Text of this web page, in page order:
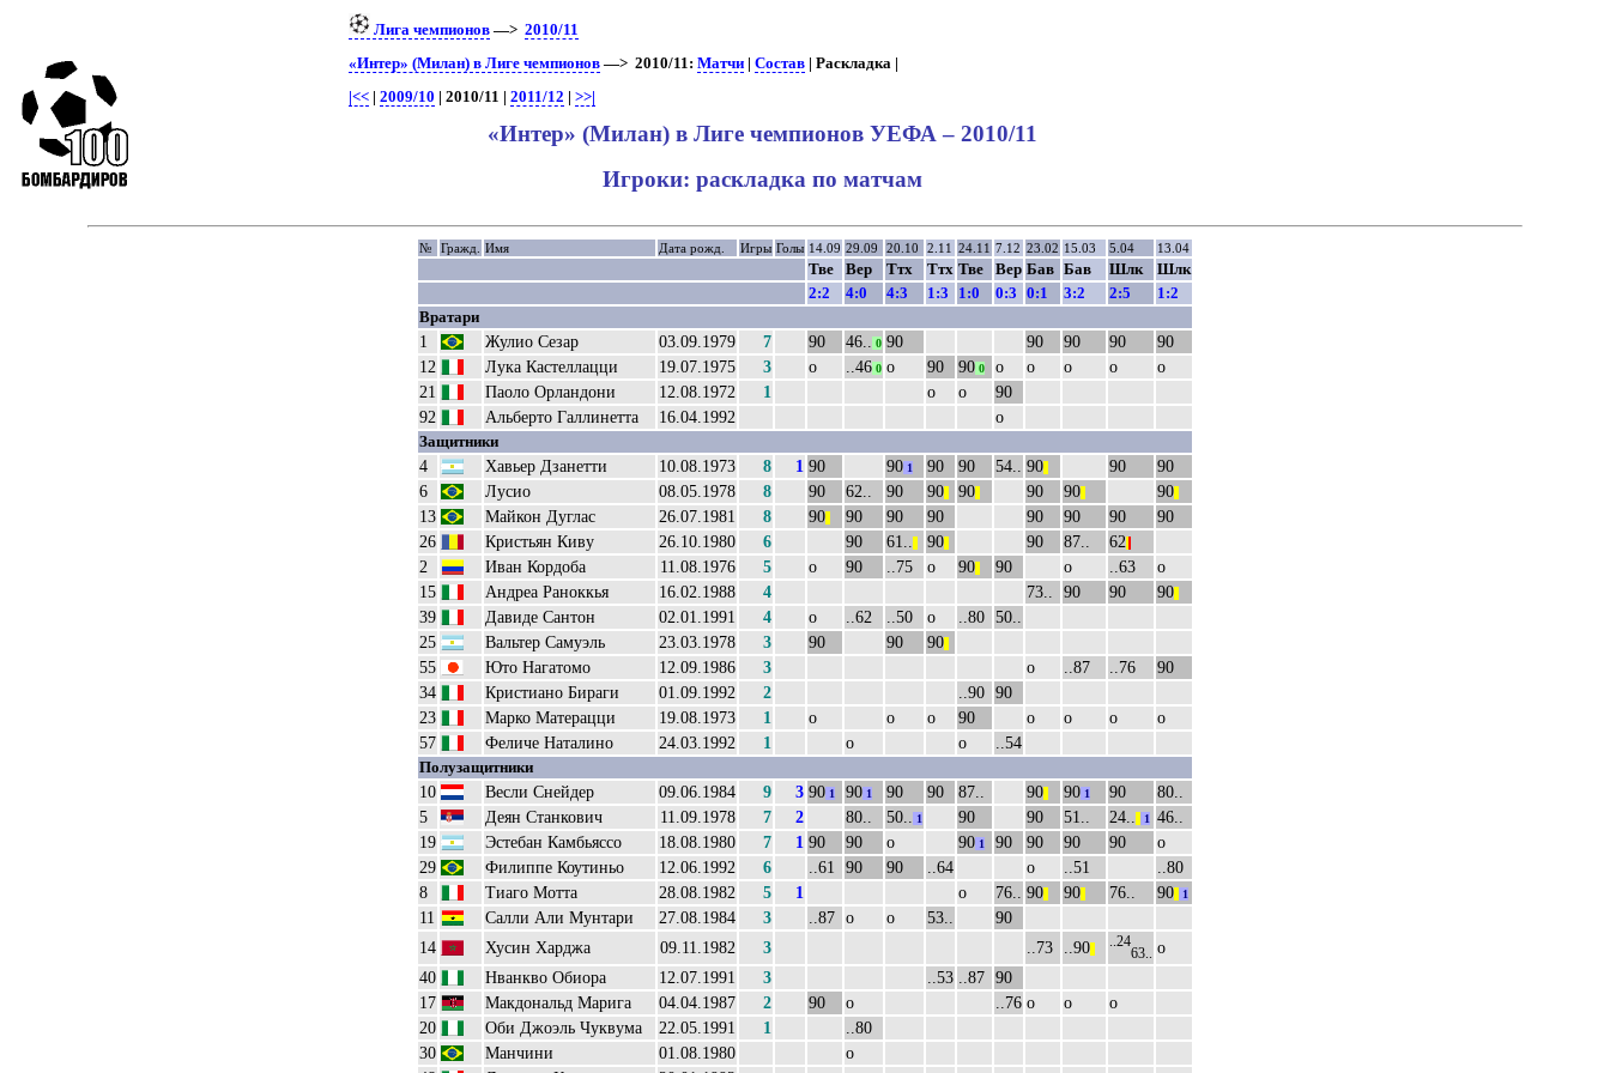
Лига чемпионов —>2010/11
«Интер» (Милан) в Лиге чемпионов —> 2010/11:Матчи |Состав | Раскладка |
|<< |2009/10 | 2010/11 |2011/12 |>>|
«Интер» (Милан) в Лиге чемпионов УЕФА – 2010/11
Игроки: раскладка по матчам
№ Гражд. Имя Дата рожд. Игры Голы 14.09 29.09 20.10 2.11 24.11 7.12 23.02 15.03 5.04 13.04
Тве Вер Ттх Ттх Тве Вер Бав Бав Шлк
Шлк
2:2
4:0 4:3 1:3 1:0 0:3 0:1 3:2 2:5
1:2
Вратари
1 Жулио Сезар 03.09.1979 7 90 46.. 0 90 90 90 90
90
12
Лука Кастеллацци 19.07.1975 3 о ..46 0 о 90 90 0 о о о о
о
21
Паоло Орландони 12.08.1972 1 о о
90
92
Альберто Галлинетта 16.04.1992 о
Защитники
4 Хавьер Дзанетти 10.08.1973 8 1 90 90 1 90 90 54.. 90 90
90
6
Лусио 08.05.1978 8 90 62.. 90 90 90 90 90 90
13 Майкон Дуглас 26.07.1981 8 90 90 90 90 90 90 90
90
26
Кристьян Киву 26.10.1980 6 90 61.. 90 90 87.. 62
2 Иван Кордоба 11.08.1976 5 о 90 ..75 о 90 90 о ..63
о
15
Андреа Раноккья 16.02.1988 4 73.. 90 90 90
39 Давиде Сантон 02.01.1991 4 о ..62 ..50 о ..80 50..
25
Вальтер Самуэль 23.03.1978 3 90 90 90
55 Юто Нагатомо 12.09.1986 3 о ..87 ..76
90
34
Кристиано Бираги 01.09.1992 2 ..90 90
23
Марко Матерацци 19.08.1973 1 о о о 90 о о о
о
57
Феличе Наталино 24.03.1992 1 о о ..54
Полузащитники
10 Весли Снейдер 09.06.1984 9 3 90 1 90 1 90 90 87.. 90 90 1 90
80..
5
Деян Станкович 11.09.1978 7 2 80.. 50.. 1 90 90 51.. 24.. 1
46..
19
Эстебан Камбьяссо 18.08.1980 7 1 90 90 о 90 1 90 90 90 90
о
29
Филиппе Коутиньо 12.06.1992 6 ..61 90 90 ..64 о ..51
..80
8
Тиаго Мотта 28.08.1982 5 1 о 76.. 90 90 76.. 90 1
11 Салли Али Мунтари 27.08.1984 3 ..87 о о 53..
90
14
Хусин Харджа 09.11.1982 3 ..73 ..90 ..24
63..
о
40
Нванкво Обиора 12.07.1991 3 ..53 ..87 90
17
Макдональд Марига 04.04.1987 2 90 о ..76 о о
о
20
Оби Джоэль Чуквума 22.05.1991 1
..80
30
Манчини 01.08.1980
о